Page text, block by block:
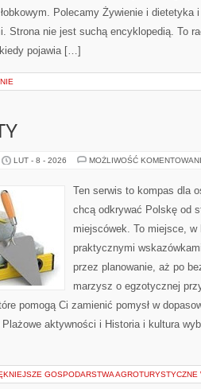
Polecamy Żywienie i dietetyka
Strona nie jest suchą encyklopedią. To
pojawia […]
LUT - 8 - 2026 MOŻLIWOŚĆ
Ten serwis to kompas dla
chcą odkrywać Polskę od
miejscówek. To miejsce,
praktycznymi
przez planowanie, aż po
marzysz o egzotycznej
pomogą Ci zamienić pomysł w
aktywności i Historia i kultura
GOSPODARSTWA AGROTURYSTYCZNE